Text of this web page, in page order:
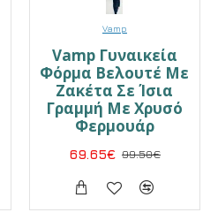
Vamp
Vamp Γυναικεία
Φόρμα Βελουτέ Με
Ζακέτα Σε Ίσια
Γραμμή Με Χρυσό
Φερμουάρ
69.65€ 99.50€